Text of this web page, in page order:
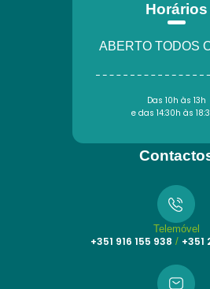
Horários
ABERTO TODOS
Das 10h às 13h
e das 14:30h às
Telemóvel
+351 916 155 938 / +351